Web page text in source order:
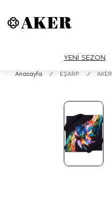
YENİ SEZON
Anasayfa / EŞARP / AKER